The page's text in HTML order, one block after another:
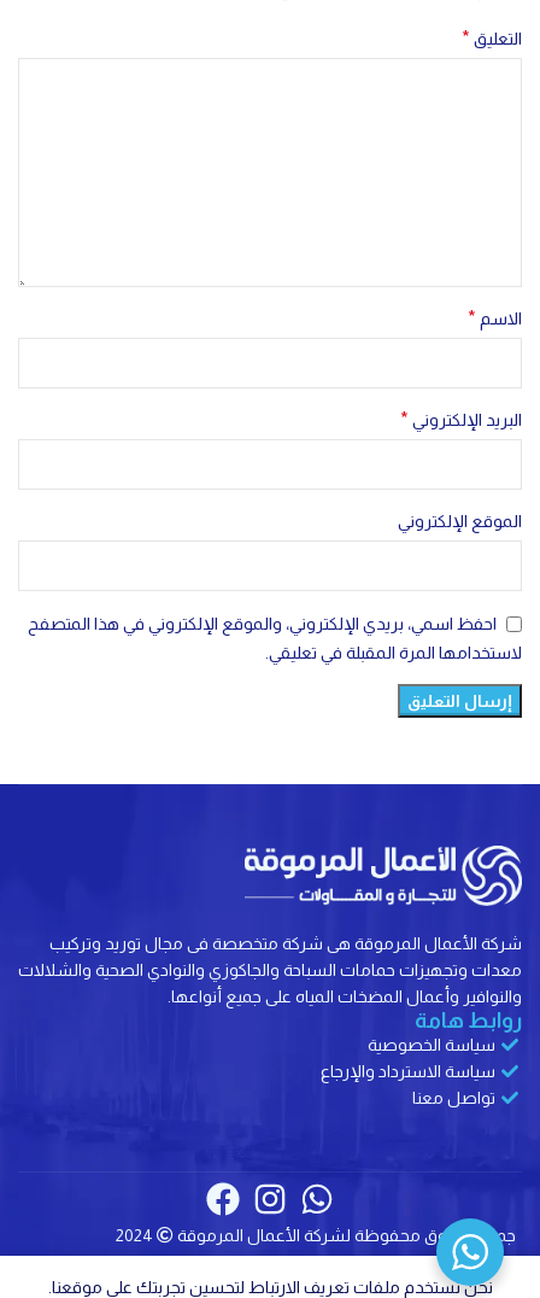
التعليق *
الاسم *
البريد الإلكتروني *
الموقع الإلكتروني
احفظ اسمي، بريدي الإلكتروني، والموقع الإلكتروني في هذا المتصفح
لاستخدامها المرة المقبلة في تعليقي.
شركة الأعمال المرموقة هى شركة متخصصة فى مجال توريد وتركيب
معدات وتجهيزات حمامات السباحة والجاكوزي والنوادي الصحية والشلالات
والنوافير وأعمال المضخات المياه على جميع أنواعها.
روابط هامة
سياسة الخصوصية
سياسة الاسترداد والإرجاع
تواصل معنا
جميع الحقوق محفوظة لشركة الأعمال المرموقة
نحن نستخدم ملفات تعريف الارتباط لتحسين تجربتك على موقعنا.
0